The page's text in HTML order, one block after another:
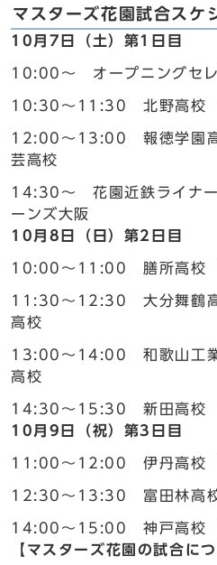
マスターズ花園試合スケ
10月7日（土）第1日目
10:00～ オープニングセレ
10:30～11:30 北野高校
12:00～13:00 報徳学園
芸高校
14:30～ 花園近鉄ライナ
ーンズ大阪
10月8日（日）第2日目
10:00～11:00 膳所高校
11:30～12:30 大分舞鶴
高校
13:00～14:00 和歌山工
高校
14:30～15:30 新田高校
10月9日（祝）第3日目
11:00～12:00 伊丹高校
12:30～13:30 富田林高
14:00～15:00 神戸高校
【マスターズ花園の試合につ